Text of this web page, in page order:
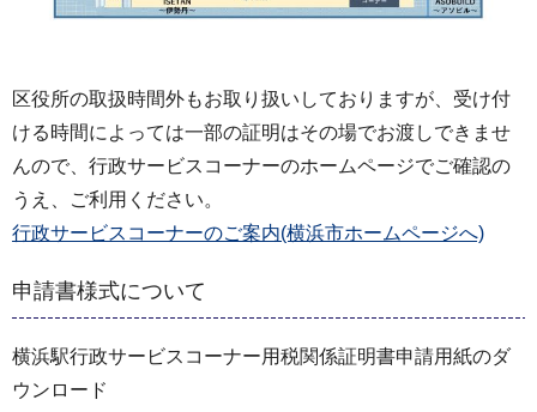
区役所の取扱時間外もお取り扱いしておりますが、受け付
ける時間によっては一部の証明はその場でお渡しできませ
んので、行政サービスコーナーのホームページでご確認の
うえ、ご利用ください。
行政サービスコーナーのご案内(横浜市ホームページへ)
申請書様式について
横浜駅行政サービスコーナー用税関係証明書申請用紙のダ
ウンロード